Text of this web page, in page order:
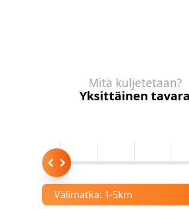
Mitä kuljetetaan?
Yksittäinen tavara
Välimatka: 1-5km